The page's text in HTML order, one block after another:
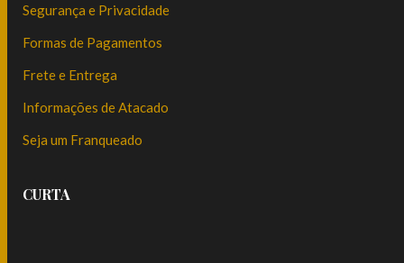
Segurança e Privacidade
Formas de Pagamentos
Frete e Entrega
Informações de Atacado
Seja um Franqueado
CURTA